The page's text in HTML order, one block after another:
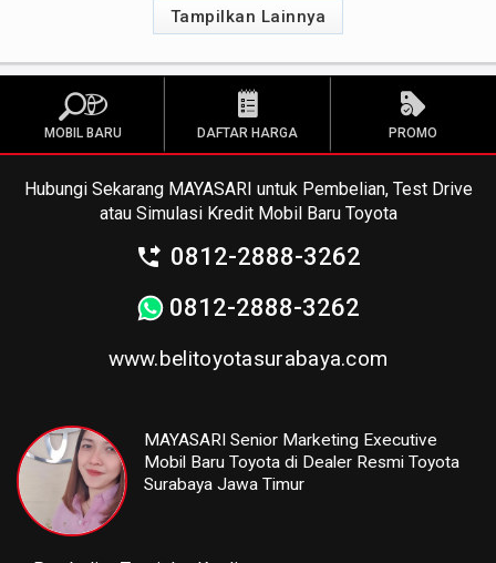
Tampilkan Lainnya
MOBIL BARU DAFTAR HARGA PROMO
Hubungi Sekarang MAYASARI untuk Pembelian, Test Drive
atau Simulasi Kredit Mobil Baru Toyota
0812-2888-3262
0812-2888-3262
www.belitoyotasurabaya.com
MAYASARI Senior Marketing Executive
Mobil Baru Toyota di Dealer Resmi Toyota
Surabaya Jawa Timur